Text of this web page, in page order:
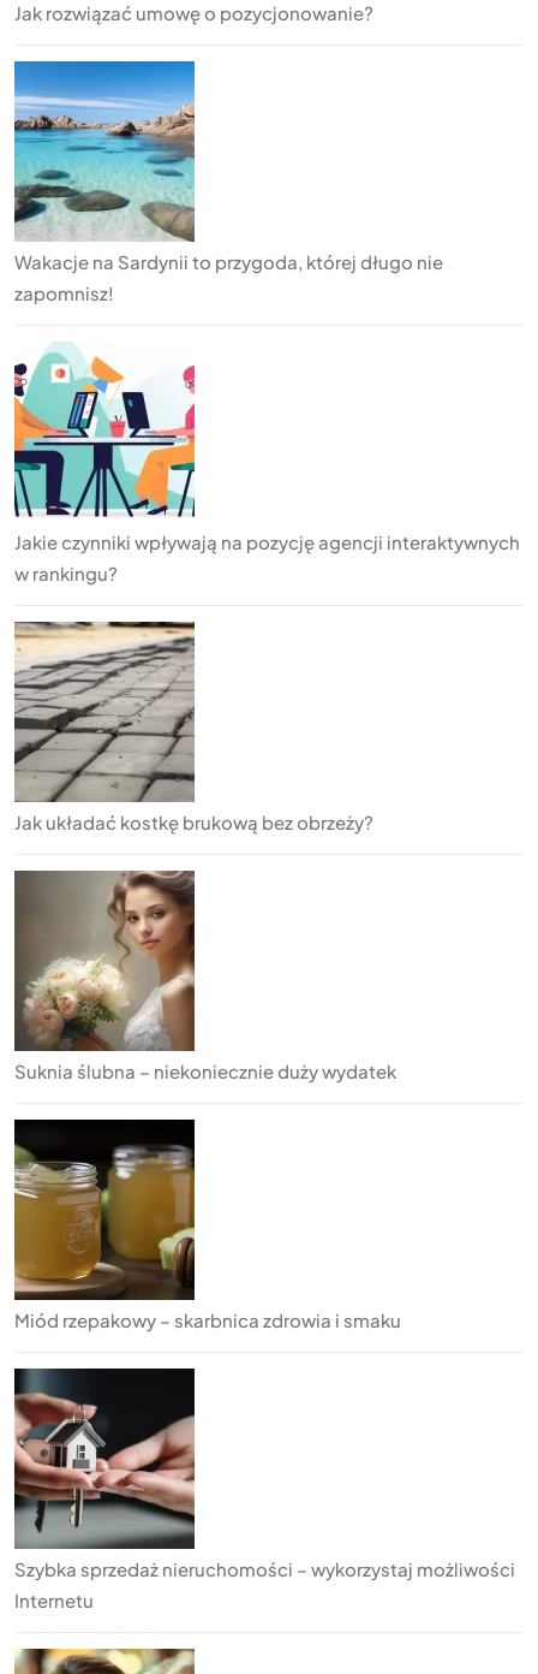
Jak rozwiązać umowę o pozycjonowanie?
Wakacje na Sardynii to przygoda, której długo nie
zapomnisz!
Jakie czynniki wpływają na pozycję agencji interaktywnych
w rankingu?
Jak układać kostkę brukową bez obrzeży?
Suknia ślubna – niekoniecznie duży wydatek
Miód rzepakowy – skarbnica zdrowia i smaku
Szybka sprzedaż nieruchomości – wykorzystaj możliwości
Internetu